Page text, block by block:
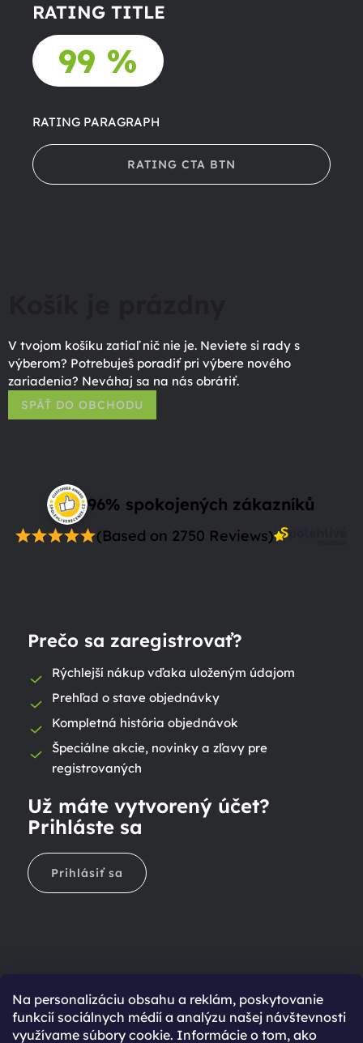
Na personalizáciu obsahu a reklám, poskytovanie
funkcií sociálnych médií a analýzu našej návštevnosti
využívame súbory cookie. Informácie o tom, ako
RATING TITLE
99 %
RATING PARAGRAPH
RATING CTA BTN
V tvojom košíku zatiaľ nič nie je. Neviete si rady s
výberom? Potrebuješ poradiť pri výbere nového
zariadenia? Neváhaj sa na nás obrátiť.
SPÄŤ DO OBCHODU
96% spokojených zákazníků
(Based on 2750 Reviews)
Prečo sa zaregistrovať?
Rýchlejší nákup vďaka uloženým údajom
Prehľad o stave objednávky
Kompletná história objednávok
Špeciálne akcie, novinky a zľavy pre
registrovaných
Už máte vytvorený účet?
Prihláste sa
Prihlásiť sa
Ešte nemáte účet?